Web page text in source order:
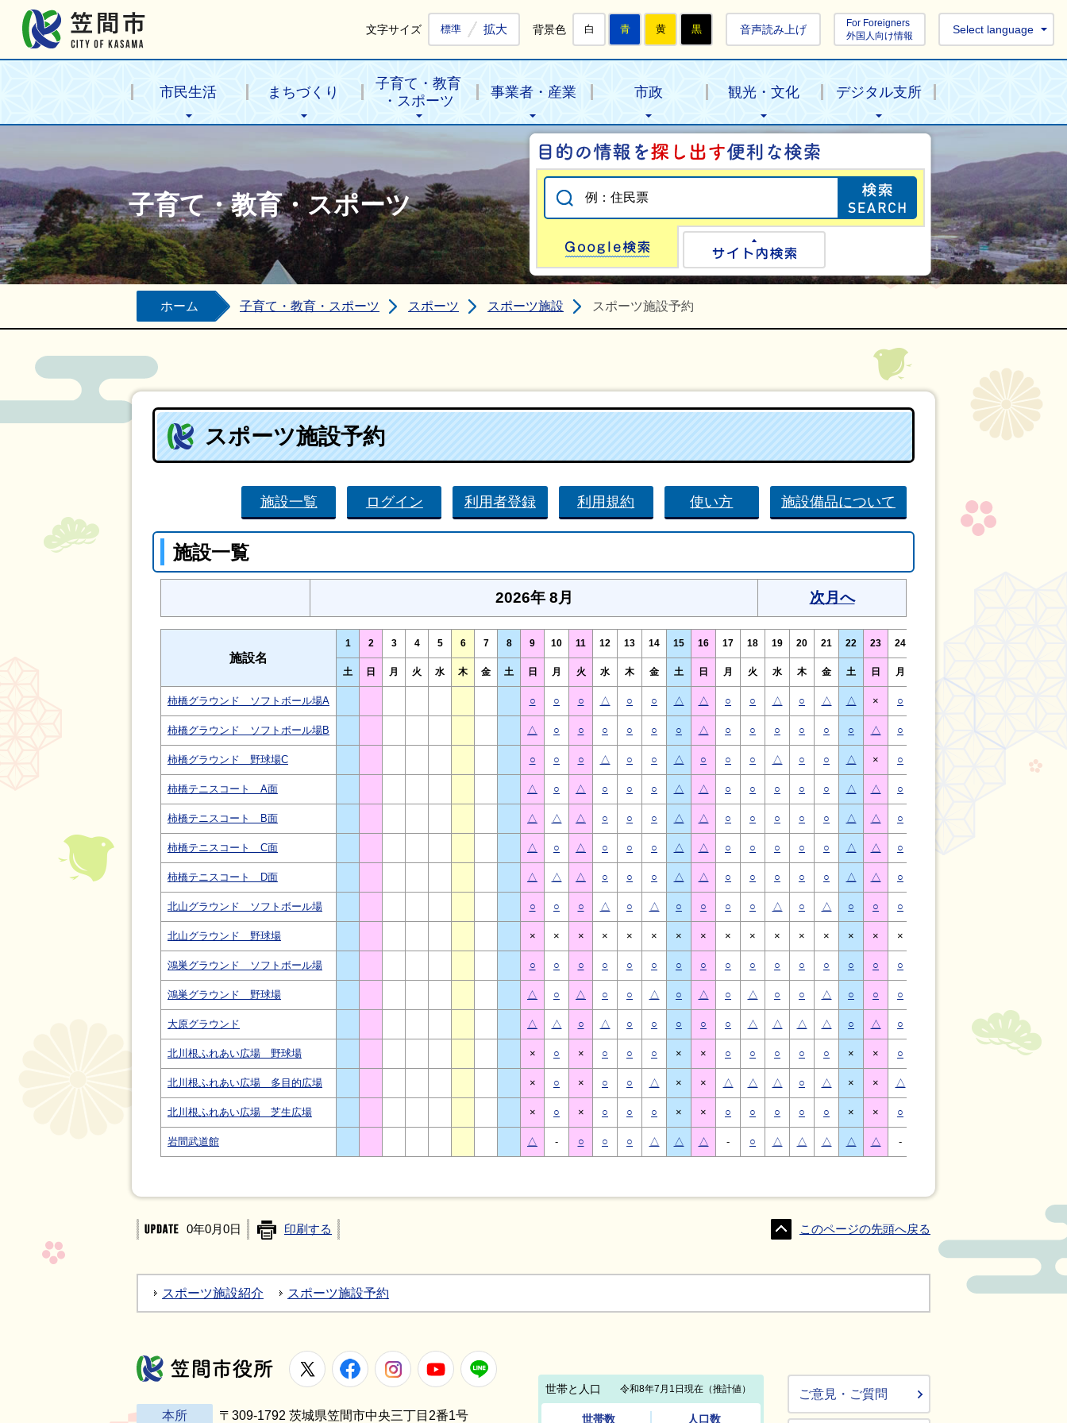
文字サイズ 標準 拡大 背景色 白 青 黄 黒 音声読み上げ
For Foreigners
外国人向け情報
Select language
市民生活 まちづくり
子育て・教育
・スポーツ
事業者・産業 市政 観光・文化 デジタル支所
子育て・教育・スポーツ
目的の情報を探
Google検索
ホーム 子育て・教育・スポーツ スポーツ スポーツ施設 スポーツ施設予約
スポーツ施設予約
施設一覧 ログイン 利用者登録 利用規約 使い方 施設備品について
施設一覧
2026年 8月 次月へ
施設名
1 2 3 4 5 6 7 8 9 10 11 12 13 14 15 16 17 18 19 20 21 22 23 24
土 日 月 火 水 木 金 土 日 月 火 水 木 金 土 日 月 火 水 木 金 土 日 月
柿橋グラウンド ソフトボール場A ○ ○ ○ △ ○ ○ △ △ ○ ○ △ ○ △ △ × ○
柿橋グラウンド ソフトボール場B △ ○ ○ ○ ○ ○ ○ △ ○ ○ ○ ○ ○ ○ △ ○ ○
柿橋グラウンド 野球場C ○ ○ ○ △ ○ ○ △ ○ ○ ○ △ ○ ○ △ × ○
柿橋テニスコート A面 △ ○ △ ○ ○ ○ △ △ ○ ○ ○ ○ ○ △ △ ○
柿橋テニスコート B面 △ △ △ ○ ○ ○ △ △ ○ ○ ○ ○ ○ △ △ ○
柿橋テニスコート C面 △ ○ △ ○ ○ ○ △ △ ○ ○ ○ ○ ○ △ △ ○
柿橋テニスコート D面 △ △ △ ○ ○ ○ △ △ ○ ○ ○ ○ ○ △ △ ○
北山グラウンド ソフトボール場 ○ ○ ○ △ ○ △ ○ ○ ○ ○ △ ○ △ ○ ○ ○
北山グラウンド 野球場 × × × × × × × × × × × × × × × ×
鴻巣グラウンド ソフトボール場 ○ ○ ○ ○ ○ ○ ○ ○ ○ ○ ○ ○ ○ ○ ○ ○
鴻巣グラウンド 野球場 △ ○ △ ○ ○ △ ○ △ ○ △ ○ ○ △ ○ ○ ○
大原グラウンド △ △ ○ △ ○ ○ ○ ○ ○ △ △ △ △ ○ △ ○ △ △ ○
北川根ふれあい広場 野球場 × ○ × ○ ○ ○ × × ○ ○ ○ ○ ○ × × ○ ×
北川根ふれあい広場 多目的広場 × ○ × ○ ○ △ × × △ △ △ ○ △ × × △
北川根ふれあい広場 芝生広場 × ○ × ○ ○ ○ × × ○ ○ ○ ○ ○ × × ○
岩間武道館 △ - ○ ○ ○ △ △ △ - ○ △ △ △ △ △ -
0年0月0日 印刷する このページの先頭へ戻る
スポーツ施設紹介 スポーツ施設予約
笠間市役所
X FacebookInstagramYoutube
本所 〒309-1792 茨城県笠間市中央三丁目2番1号
ご意見・ご質問